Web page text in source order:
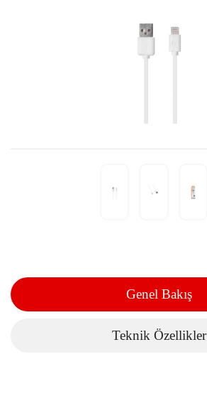
Genel Bakış
Teknik Özellikler